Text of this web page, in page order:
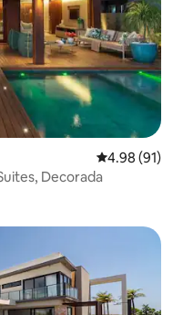
Calificación
4.98 (91)
Decorada